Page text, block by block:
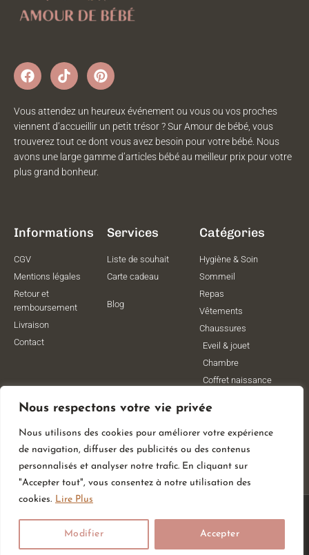
Nous respectons votre vie privée
Nous utilisons des cookies pour améliorer votre expérience
de navigation, diffuser des publicités ou des contenus
personnalisés et analyser notre trafic. En cliquant sur
"Accepter tout", vous consentez à notre utilisation des
cookies. Lire Plus
Modifier Accepter
Vous attendez un heureux événement ou vous ou vos proches
viennent d’accueillir un petit trésor ? Sur Amour de bébé, vous
trouverez tout ce dont vous avez besoin pour votre bébé. Nous
avons une large gamme d’articles bébé au meilleur prix pour votre
plus grand bonheur.
Informations
CGV
Mentions légales
Retour et
remboursement
Livraison
Contact
Services
Liste de souhait
Carte cadeau
Blog
Catégories
Hygiène & Soin
Sommeil
Repas
Vêtements
Chaussures
Eveil & jouet
Chambre
Coffret naissance
Vêtements de
grossesse
Lithothérapie
Poussettes
© All Rights Reserved
By Web Coast